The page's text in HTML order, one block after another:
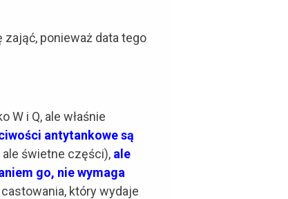
ponieważ data tego
i Q, ale właśnie
antytankowe są
świetne części), ale
go, nie wymaga
który wydaje